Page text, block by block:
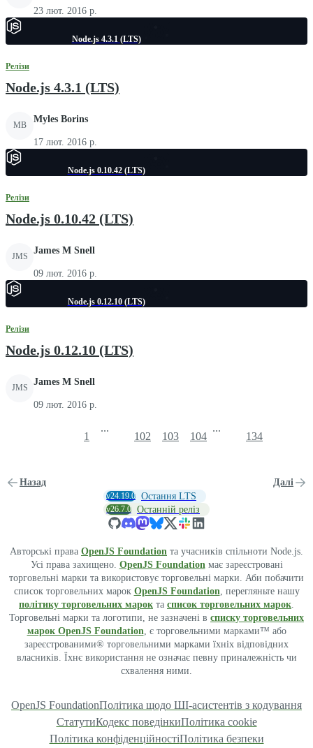
23 лют. 2016 р.
Node.js 4.3.1 (LTS)
Релізи
Node.js 4.3.1 (LTS)
MB
Myles Borins
17 лют. 2016 р.
Node.js 0.10.42 (LTS)
Релізи
Node.js 0.10.42 (LTS)
JMS
James M Snell
09 лют. 2016 р.
Node.js 0.12.10 (LTS)
Релізи
Node.js 0.12.10 (LTS)
JMS
James M Snell
09 лют. 2016 р.
Назад
1
...
102 103 104
...
134
Далі
v24.19.0 Остання LTS
v26.7.0 Останній реліз
Авторські права OpenJS Foundation та учасників спільноти Node.js.
Усі права захищено. OpenJS Foundation має зареєстровані
торговельні марки та використовує торговельні марки. Аби побачити
список торговельних марок OpenJS Foundation , перегляньте нашу
політику торговельних марок та список торговельних марок
Торговельні марки та логотипи, не зазначені в списку торговельних
марок OpenJS Foundation , є торговельними марками™ або
зареєстрованими® торговельними марками їхніх відповідних
власників. Їхнє використання не означає певну приналежність чи
схвалення ними.
OpenJS FoundationПолітика щодо ШІ-асистентів з кодування
СтатутиКодекс поведінкиПолітика cookie
Політика конфіденційностіПолітика безпеки